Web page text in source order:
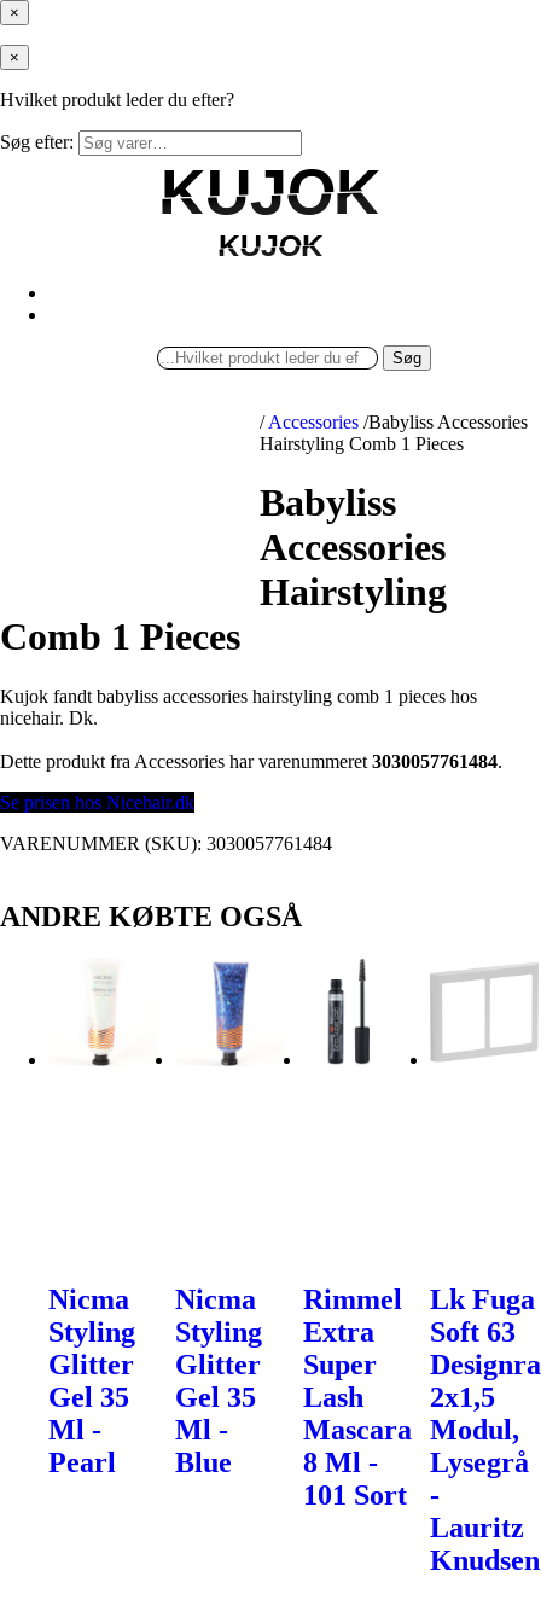
×
×
Hvilket produkt leder du efter?
Søg efter:
KUJOK
KUJOK
KUJOK
KUJOK
Søg
/ Accessories /Babyliss Accessories
Hairstyling Comb 1 Pieces
Babyliss
Accessories
Hairstyling
Comb 1 Pieces
Kujok fandt babyliss accessories hairstyling comb 1 pieces hos
nicehair. Dk.
Dette produkt fra Accessories har varenummeret 3030057761484.
Se prisen hos Nicehair.dk
VARENUMMER (SKU): 3030057761484
ANDRE KØBTE OGSÅ
Nicma
Styling
Glitter
Gel 35
Ml -
Pearl
Nicma
Styling
Glitter
Gel 35
Ml -
Blue
Rimmel
Extra
Super
Lash
Mascara
8 Ml -
101 Sort
Lk Fuga
Soft 63
2x1,5
Modul,
Lysegrå
-
Lauritz
Knudsen